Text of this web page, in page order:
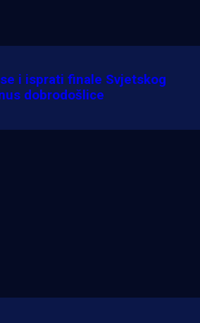
i isprati finale Svjetskog
dobrodošlice